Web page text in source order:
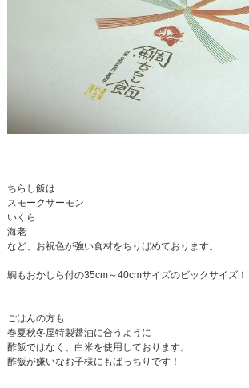
ちらし飯は
スモークサーモン
いくら
海老
など、お祝色が強い食材をちりばめております。
鯛もおかしら付の35cm～40cmサイズのビックサイズ！
ごはんの方も
春夏秋冬屋特製醤油に合うように
酢飯ではなく、白米を使用しております。
酢飯が嫌いなお子様にもばっちりです！